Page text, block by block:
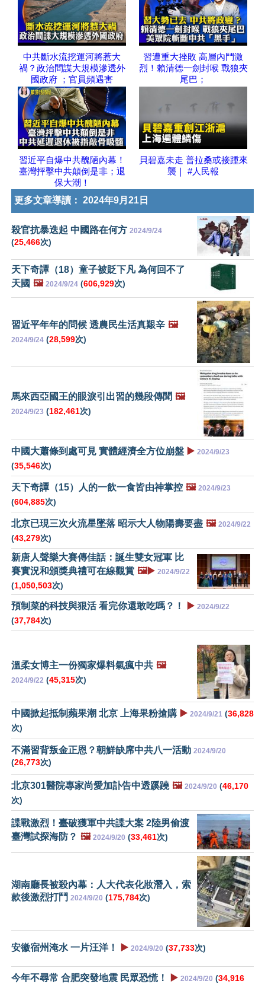
中共斷水流挖運河將惹大
禍？政治間諜大規模滲透外
國政府 ；官員頻遇害
習遭重大挫敗 高層內鬥激
烈！賴清德一劍封喉 戰狼夾
尾巴；
習近平自爆中共醜陋內幕！
臺灣抨擊中共顛倒是非；退
保大潮！
貝碧嘉未走 普拉桑或接踵來
襲｜ #人民報
更多文章導讀： 2024年9月21日
殺官抗暴迭起 中國路在何方 2024/9/24
(25,466次)
天下奇譚（18）童子被貶下凡 為何回不了
天國 🖼️ 2024/9/24 (606,929次)
習近平年年的問候 透農民生活真艱辛 🖼️
2024/9/24 (28,599次)
馬來西亞國王的眼淚引出習的幾段傳聞 🖼️
2024/9/23 (182,461次)
中國大蕭條到處可見 實體經濟全方位崩盤 ▶️ 2024/9/23
(35,546次)
天下奇譚（15）人的一飲一食皆由神掌控 🖼️ 2024/9/23
(604,885次)
北京已現三次火流星墜落 昭示大人物陽壽要盡 🖼️ 2024/9/22
(43,279次)
新唐人聲樂大賽傳佳話：誕生雙女冠軍 比
賽實況和頒獎典禮可在線觀賞 🖼️▶️ 2024/9/22
(1,050,503次)
預制菜的科技與狠活 看完你還敢吃嗎？！ ▶️ 2024/9/22
(37,784次)
溫柔女博主一份獨家爆料氣瘋中共 🖼️
2024/9/22 (45,315次)
中國掀起抵制蘋果潮 北京 上海果粉搶購 ▶️ 2024/9/21 (36,828
次)
不滿習背叛金正恩？朝鮮缺席中共八一活動 2024/9/20
(26,773次)
北京301醫院專家尚愛加訃告中透蹊蹺 🖼️ 2024/9/20 (46,170
次)
諜戰激烈！臺破獲軍中共諜大案 2陸男偷渡
臺灣試探海防？ 🖼️ 2024/9/20 (33,461次)
湖南廳長被殺內幕：人大代表化妝潛入，索
款後激烈打鬥 2024/9/20 (175,784次)
安徽宿州淹水 一片汪洋！ ▶️ 2024/9/20 (37,733次)
今年不尋常 合肥突發地震 民眾恐慌！ ▶️ 2024/9/20 (34,916